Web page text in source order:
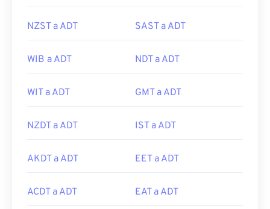
NZST a ADT SAST a ADT
WIB a ADT NDT a ADT
WIT a ADT GMT a ADT
NZDT a ADT IST a ADT
AKDT a ADT EET a ADT
ACDT a ADT EAT a ADT